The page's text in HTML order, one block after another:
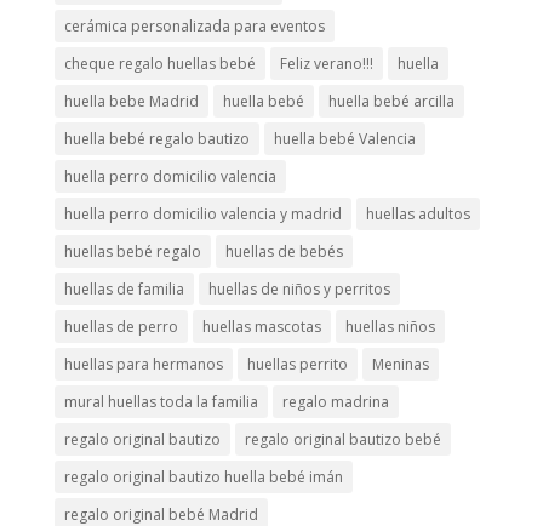
cerámica personalizada para eventos
cheque regalo huellas bebé
Feliz verano!!!
huella
huella bebe Madrid
huella bebé
huella bebé arcilla
huella bebé regalo bautizo
huella bebé Valencia
huella perro domicilio valencia
huella perro domicilio valencia y madrid
huellas adultos
huellas bebé regalo
huellas de bebés
huellas de familia
huellas de niños y perritos
huellas de perro
huellas mascotas
huellas niños
huellas para hermanos
huellas perrito
Meninas
mural huellas toda la familia
regalo madrina
regalo original bautizo
regalo original bautizo bebé
regalo original bautizo huella bebé imán
regalo original bebé Madrid